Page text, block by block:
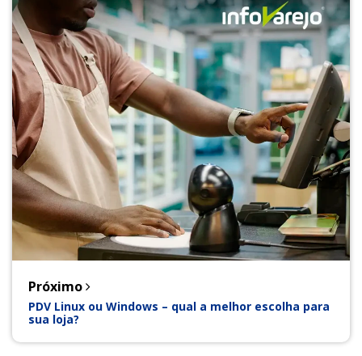
Próximo
PDV Linux ou Windows – qual a melhor escolha para
sua loja?